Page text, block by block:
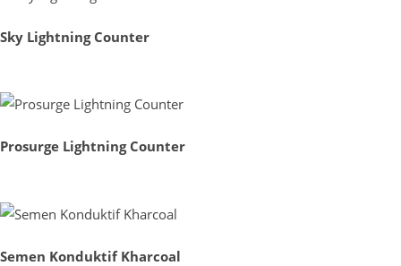
Sky Lightning Counter
Prosurge Lightning Counter
Semen Konduktif Kharcoal